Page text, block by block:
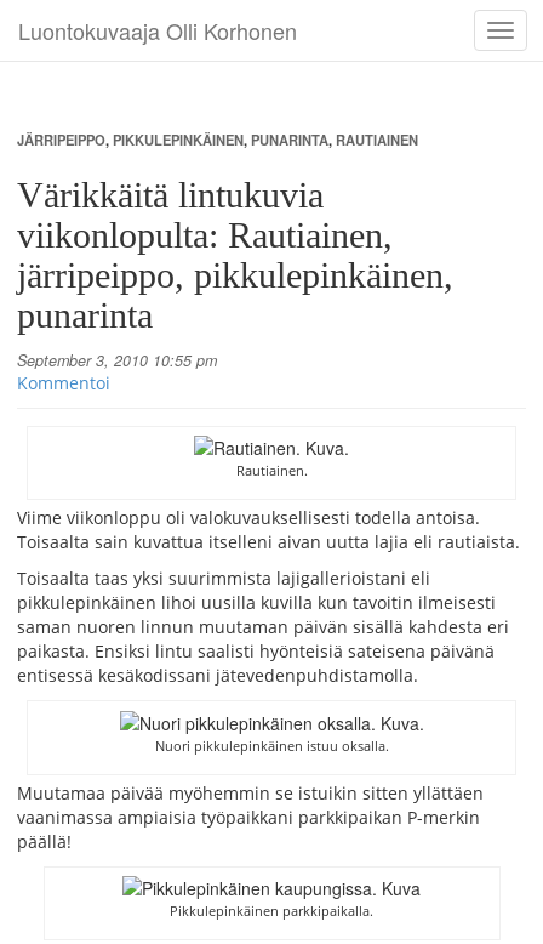
Luontokuvaaja Olli Korhonen
JÄRRIPEIPPO,PIKKULEPINKÄINEN,PUNARINTA, RAUTIAINEN
Värikkäitä lintukuvia
viikonlopulta: Rautiainen,
järripeippo, pikkulepinkäinen,
punarinta
September 3, 2010 10:55 pm
Kommentoi
Rautiainen.
Viime viikonloppu oli valokuvauksellisesti todella antoisa.
Toisaalta sain kuvattua itselleni aivan uutta lajia eli rautiaista.
Toisaalta taas yksi suurimmista lajigallerioistani eli
pikkulepinkäinen lihoi uusilla kuvilla kun tavoitin ilmeisesti
saman nuoren linnun muutaman päivän sisällä kahdesta eri
paikasta. Ensiksi lintu saalisti hyönteisiä sateisena päivänä
entisessä kesäkodissani jätevedenpuhdistamolla.
Nuori pikkulepinkäinen istuu oksalla.
Muutamaa päivää myöhemmin se istuikin sitten yllättäen
vaanimassa ampiaisia työpaikkani parkkipaikan P-merkin
päällä!
Pikkulepinkäinen parkkipaikalla.